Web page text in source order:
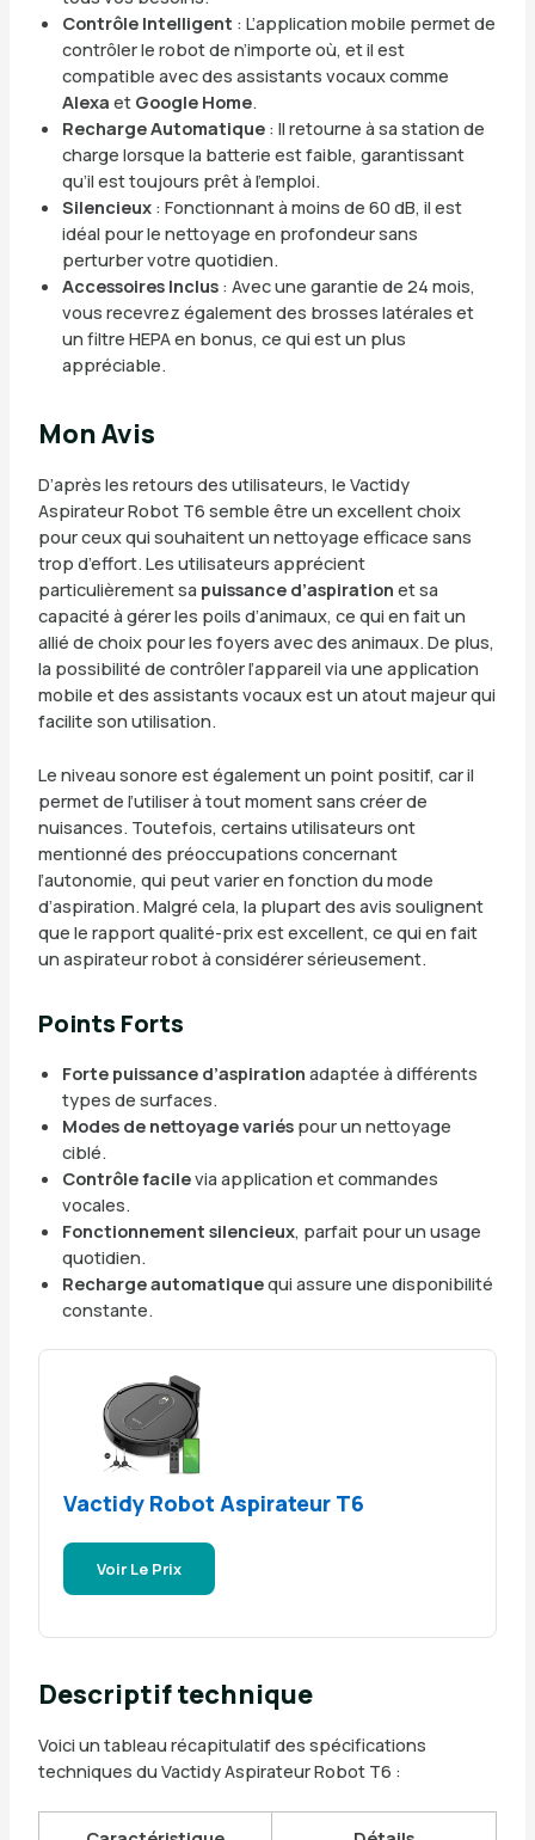
Contrôle Intelligent : L’application mobile permet de
contrôler le robot de n’importe où, et il est
compatible avec des assistants vocaux comme
Alexa et Google Home.
Recharge Automatique: Il retourne à sa station de
charge lorsque la batterie est faible, garantissant
qu’il est toujours prêt à l’emploi.
Silencieux: Fonctionnant à moins de 60 dB, il est
idéal pour le nettoyage en profondeur sans
perturber votre quotidien.
Accessoires Inclus: Avec une garantie de 24 mois,
vous recevrez également des brosses latérales et
un filtre HEPA en bonus, ce qui est un plus
appréciable.
Mon Avis
D’après les retours des utilisateurs, le Vactidy
Aspirateur Robot T6 semble être un excellent choix
pour ceux qui souhaitent un nettoyage efficace sans
trop d’effort. Les utilisateurs apprécient
particulièrement sa puissance d’aspiration et sa
capacité à gérer les poils d’animaux, ce qui en fait un
allié de choix pour les foyers avec des animaux. De plus,
la possibilité de contrôler l’appareil via une application
mobile et des assistants vocaux est un atout majeur qui
facilite son utilisation.
Le niveau sonore est également un point positif, car il
permet de l’utiliser à tout moment sans créer de
nuisances. Toutefois, certains utilisateurs ont
mentionné des préoccupations concernant
l’autonomie, qui peut varier en fonction du mode
d’aspiration. Malgré cela, la plupart des avis soulignent
que le rapport qualité-prix est excellent, ce qui en fait
un aspirateur robot à considérer sérieusement.
Points Forts
Forte puissance d’aspiration adaptée à différents
types de surfaces.
Modes de nettoyage variéspour un nettoyage
ciblé.
Contrôle facilevia application et commandes
vocales.
Fonctionnement silencieux, parfait pour un usage
quotidien.
Recharge automatiquequi assure une disponibilité
constante.
Vactidy Robot Aspirateur T6
Voir Le Prix
Descriptif technique
Voici un tableau récapitulatif des spécifications
techniques du Vactidy Aspirateur Robot T6 :